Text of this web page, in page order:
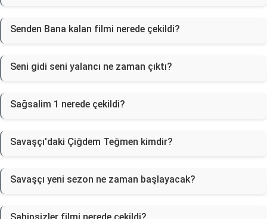
Senden Bana kalan filmi nerede çekildi?
Seni gidi seni yalancı ne zaman çıktı?
Sağsalim 1 nerede çekildi?
Savaşçı'daki Çiğdem Teğmen kimdir?
Savaşçı yeni sezon ne zaman başlayacak?